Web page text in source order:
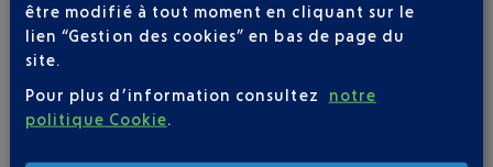
SUIVRE CE VOL
être modifié à tout moment en cliquant sur le
lien “Gestion des cookies” en bas de page du
site.
Pour plus d’information consultez
notre
politique Cookie